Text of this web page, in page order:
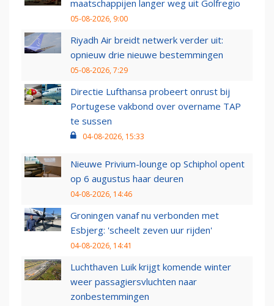
maatschappijen langer weg uit Golfregio
05-08-2026, 9:00
Riyadh Air breidt netwerk verder uit:
opnieuw drie nieuwe bestemmingen
05-08-2026, 7:29
Directie Lufthansa probeert onrust bij
Portugese vakbond over overname TAP
te sussen
04-08-2026, 15:33
Nieuwe Privium-lounge op Schiphol opent
op 6 augustus haar deuren
04-08-2026, 14:46
Groningen vanaf nu verbonden met
Esbjerg: 'scheelt zeven uur rijden'
04-08-2026, 14:41
Luchthaven Luik krijgt komende winter
weer passagiersvluchten naar
zonbestemmingen